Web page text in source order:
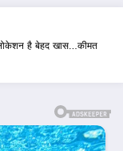
लोकेशन है बेहद खास…कीमत